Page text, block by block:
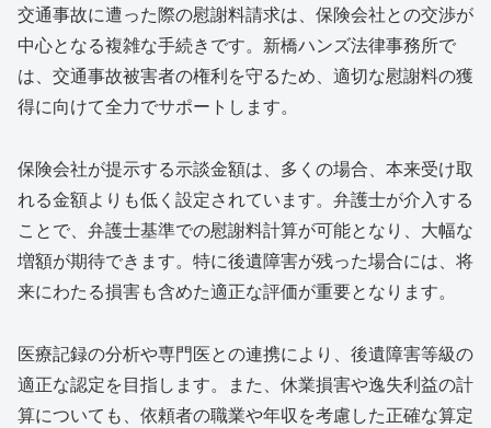
交通事故に遭った際の慰謝料請求は、保険会社との交渉が
中心となる複雑な手続きです。新橋ハンズ法律事務所で
は、交通事故被害者の権利を守るため、適切な慰謝料の獲
得に向けて全力でサポートします。
保険会社が提示する示談金額は、多くの場合、本来受け取
れる金額よりも低く設定されています。弁護士が介入する
ことで、弁護士基準での慰謝料計算が可能となり、大幅な
増額が期待できます。特に後遺障害が残った場合には、将
来にわたる損害も含めた適正な評価が重要となります。
医療記録の分析や専門医との連携により、後遺障害等級の
適正な認定を目指します。また、休業損害や逸失利益の計
算についても、依頼者の職業や年収を考慮した正確な算定